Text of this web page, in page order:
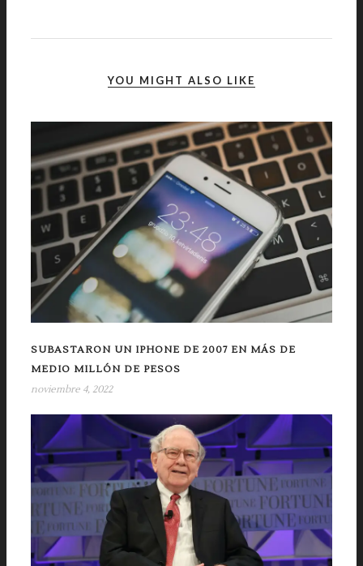
YOU MIGHT ALSO LIKE
SUBASTARON UN IPHONE DE 2007 EN MÁS DE
MEDIO MILLÓN DE PESOS
noviembre 4, 2022